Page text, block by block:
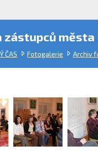
města
ČAS Fotogalerie Archiv